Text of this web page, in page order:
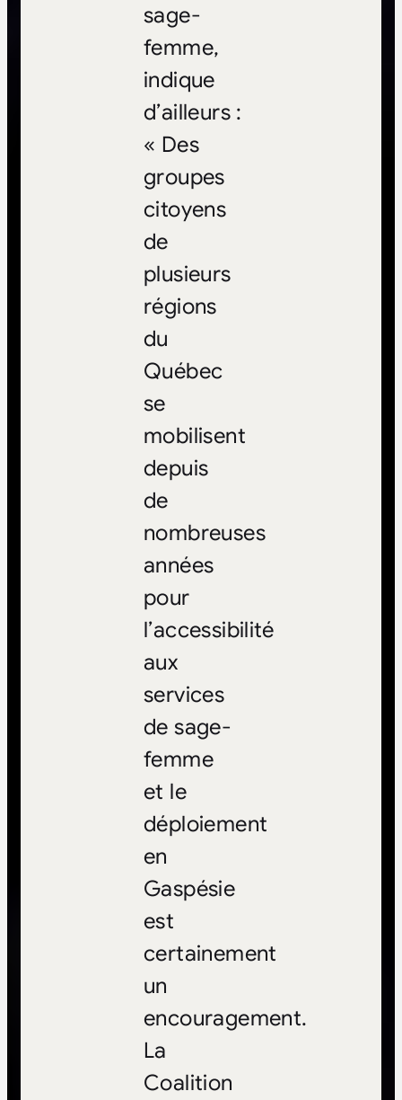
sage-
femme,
indique
d’ailleurs :
« Des
groupes
citoyens
de
plusieurs
régions
du
Québec
se
mobilisent
depuis
de
nombreuses
années
pour
l’accessibilité
aux
services
de sage-
femme
et le
déploiement
en
Gaspésie
est
certainement
un
encouragement.
La
Coalition